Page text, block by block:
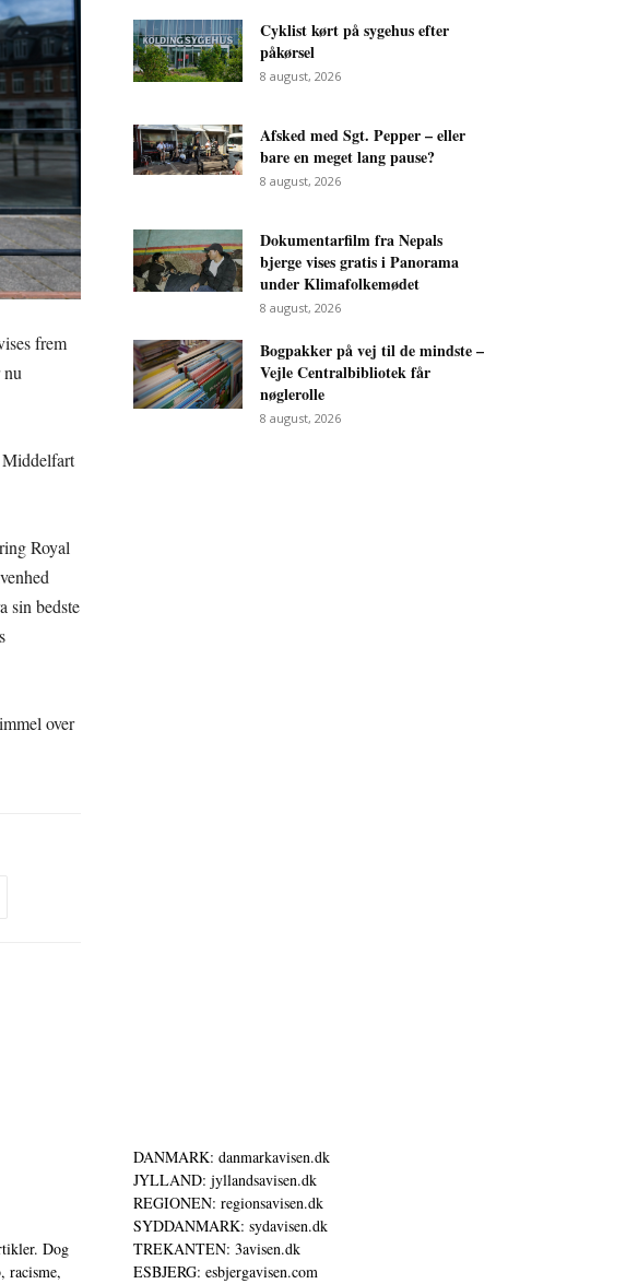
frem
Middelfart
Royal
sin bedste
over
Cyklist kørt på sygehus efter
påkørsel
8 august, 2026
Afsked med Sgt. Pepper – eller
bare en meget lang pause?
8 august, 2026
Dokumentarfilm fra Nepals
bjerge vises gratis i Panorama
under Klimafolkemødet
8 august, 2026
Bogpakker på vej til de mindste –
Vejle Centralbibliotek får
nøglerolle
8 august, 2026
Dog
racisme,
DANMARK: danmarkavisen.dk
JYLLAND: jyllandsavisen.dk
REGIONEN: regionsavisen.dk
SYDDANMARK: sydavisen.dk
TREKANTEN: 3avisen.dk
ESBJERG: esbjergavisen.com